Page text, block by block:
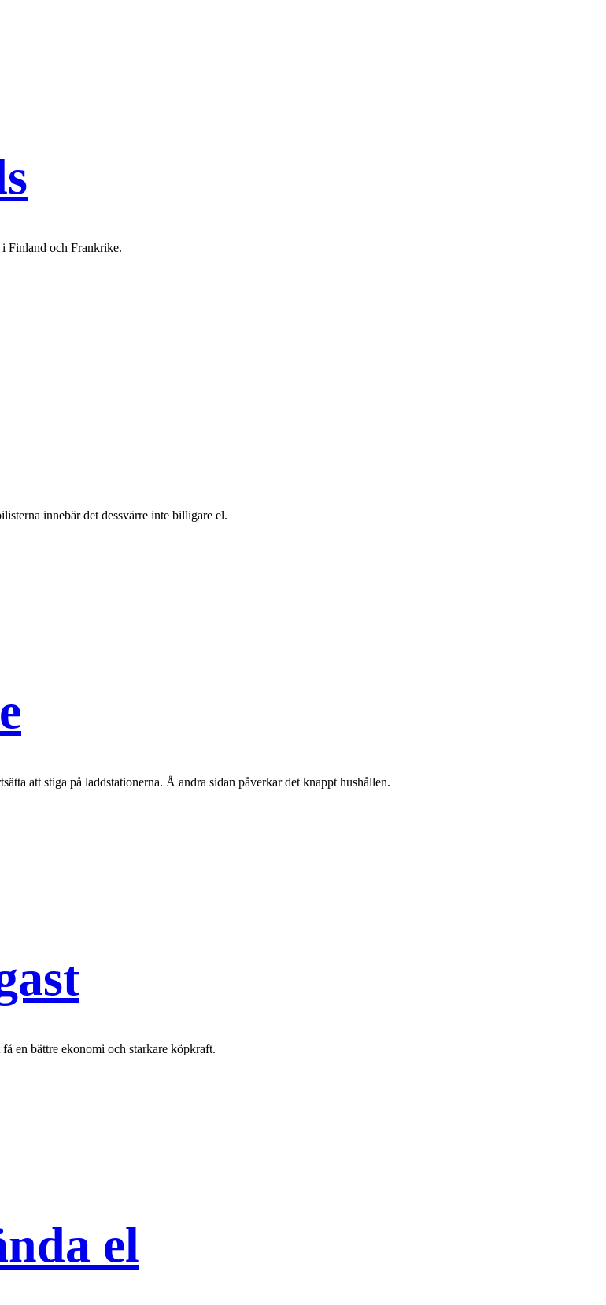
Finland och Frankrike.
innebär det dessvärre inte billigare el.
att stiga på laddstationerna. Å andra sidan påverkar det knappt hushållen.
en bättre ekonomi och starkare köpkraft.
el